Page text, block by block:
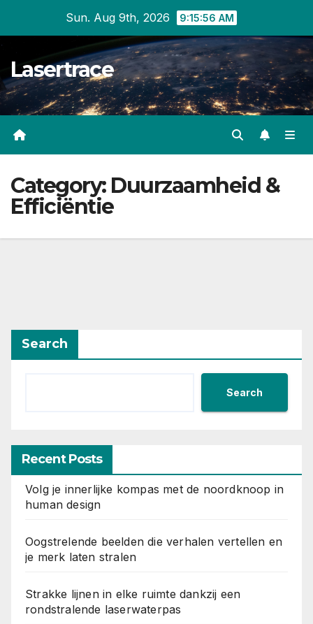
Sun. Aug 9th, 2026 9:15:57 AM
Lasertrace
Category: Duurzaamheid &
Efficiëntie
Search
Search
Recent Posts
Volg je innerlijke kompas met de noordknoop in
human design
Oogstrelende beelden die verhalen vertellen en
je merk laten stralen
Strakke lijnen in elke ruimte dankzij een
rondstralende laserwaterpas